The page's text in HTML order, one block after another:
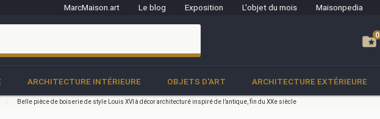
MarcMaison.art Le blog Exposition L'objet du mois Maisonpedia
folder_special0
0
ARCHITECTURE INTÉRIEURE OBJETS D'ART ARCHITECTURE EXTÉRIEURE
Belle pièce de boiserie de style Louis XVI à décor architecturé inspiré de l’antique, fin du XXe siècle